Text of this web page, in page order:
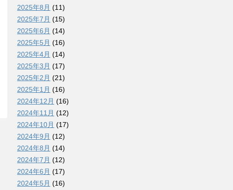
2025年8月 (11)
2025年7月 (15)
2025年6月 (14)
2025年5月 (16)
2025年4月 (14)
2025年3月 (17)
2025年2月 (21)
2025年1月 (16)
2024年12月 (16)
2024年11月 (12)
2024年10月 (17)
2024年9月 (12)
2024年8月 (14)
2024年7月 (12)
2024年6月 (17)
2024年5月 (16)